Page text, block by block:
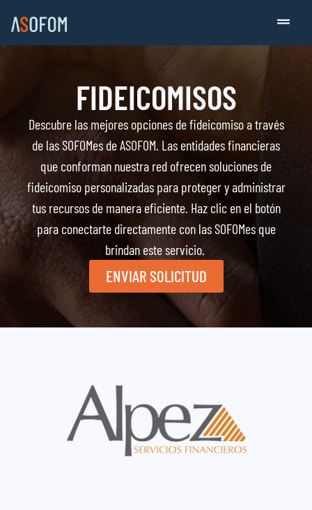
FIDEICOMISOS
Descubre las mejores opciones de fideicomiso a través
de las SOFOMes de ASOFOM. Las entidades financieras
que conforman nuestra red ofrecen soluciones de
fideicomiso personalizadas para proteger y administrar
tus recursos de manera eficiente. Haz clic en el botón
para conectarte directamente con las SOFOMes que
brindan este servicio.
ENVIAR SOLICITUD